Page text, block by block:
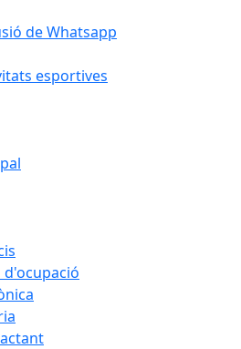
de Whatsapp
esportives